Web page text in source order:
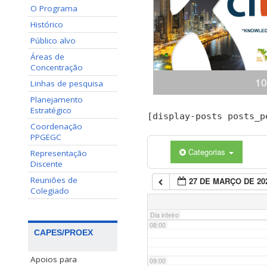
O Programa
Histórico
Público alvo
Áreas de
Concentração
Linhas de pesquisa
Planejamento
Estratégico
Coordenação
PPGEGC
Representação
Discente
Reuniões de
Colegiado
CAPES/PROEX
Apoios para
Congresso Internacional
(ciKi) A 10ª edição do
Conhecimento e
dias 19 e 20 de
Conhecimento,
[display-posts
Categorias
27 DE MARÇO DE
Dia inteiro
02:00
03:00
05:00
07:00
08:00
09:00